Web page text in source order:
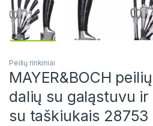
Peilių rinkiniai
MAYER&BOCH
dalių su galąstuvu
su taškiukais 28753